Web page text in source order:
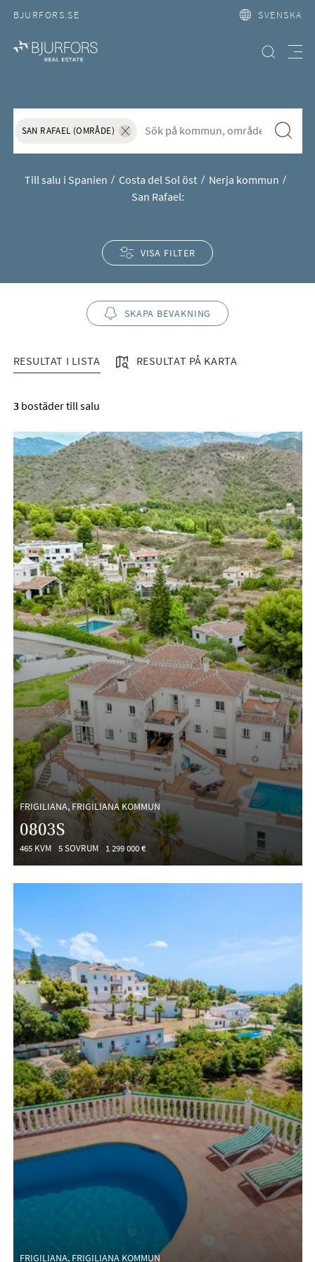
BJURFORS.SE SVENSKA
Hitta bostad
Köpa hus eller lägenhet i San
SAN RAFAEL (OMRÅDE)
Ta bort sökordet "San Rafael (Område)"
S&ouml;k f&ouml;r att l&auml;gga till nytt s&ouml;kord
Till salu i Spanien Costa del Sol öst
Nerja kommun
San Rafael:
VISA FILTER
SKAPA BEVAKNING
RESULTAT I LISTA RESULTAT PÅ KARTA
3bostäder till salu
FRIGILIANA, FRIGILIANA KOMMUN
0803S
465 KVM 5 SOVRUM 1 299 000 €
FRIGILIANA, FRIGILIANA KOMMUN